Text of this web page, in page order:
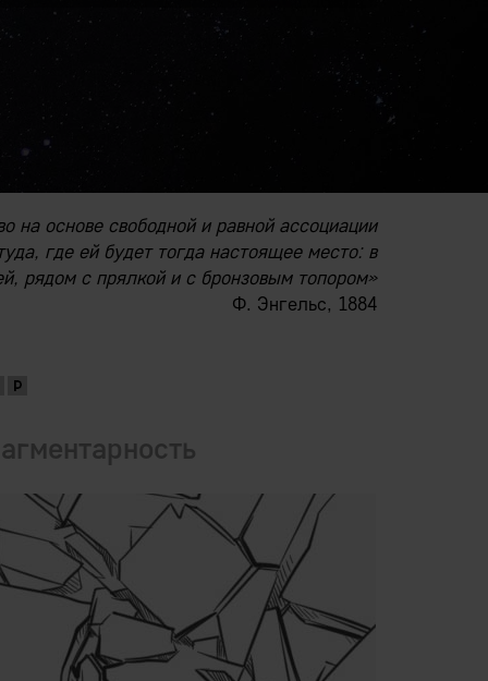
на основе свободной и равной ассоциации
где ей будет тогда настоящее место: в
рядом с прялкой и с бронзовым топором»
Ф. Энгельс, 1884